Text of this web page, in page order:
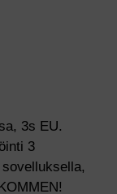
3s EU.
3